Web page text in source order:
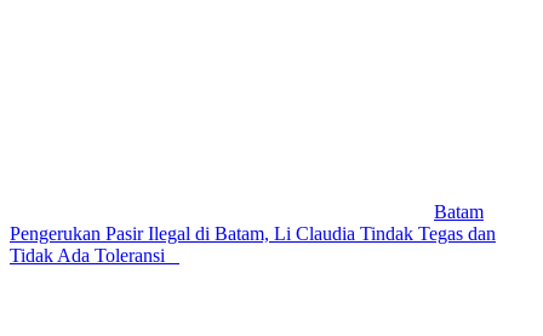
Batam
Pengerukan Pasir Ilegal di Batam, Li Claudia Tindak Tegas dan
Tidak Ada Toleransi